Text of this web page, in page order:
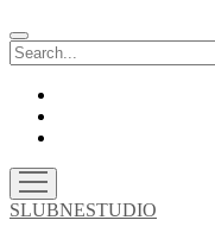
Search
open
menu
SLUBNESTUDIO